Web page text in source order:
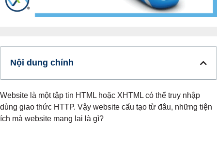
Nội dung chính
Website là một tập tin HTML hoặc XHTML có thể truy nhập
dùng giao thức HTTP. Vậy website cấu tạo từ đâu, những tiện
ích mà website mang lại là gì?